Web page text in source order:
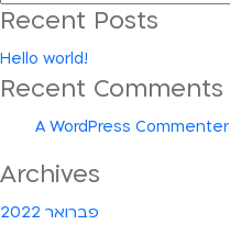
Recent Posts
Hello world!
Recent Comments
A WordPress Commenter
Archives
פברואר 2022